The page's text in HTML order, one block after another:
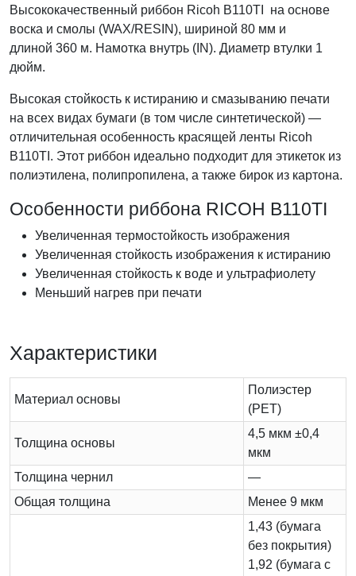
Высококачественный риббон Ricoh B110TI на основе
воска и смолы (WAX/RESIN), шириной 80 мм и
длиной 360 м. Намотка внутрь (IN). Диаметр втулки 1
дюйм.
Высокая стойкость к истиранию и смазыванию печати
на всех видах бумаги (в том числе синтетической) —
отличительная особенность красящей ленты Ricoh
B110TI. Этот риббон идеально подходит для этикеток из
полиэтилена, полипропилена, а также бирок из картона.
Особенности риббона RICOH B110TI
Увеличенная термостойкость изображения
Увеличенная стойкость изображения к истиранию
Увеличенная стойкость к воде и ультрафиолету
Меньший нагрев при печати
Характеристики
Материал основы
Полиэстер
(PET)
Толщина основы
4,5 мкм ±0,4
мкм
Толщина чернил
—
Общая толщина
Менее 9 мкм
1,43 (бумага
без покрытия)
1,92 (бумага с